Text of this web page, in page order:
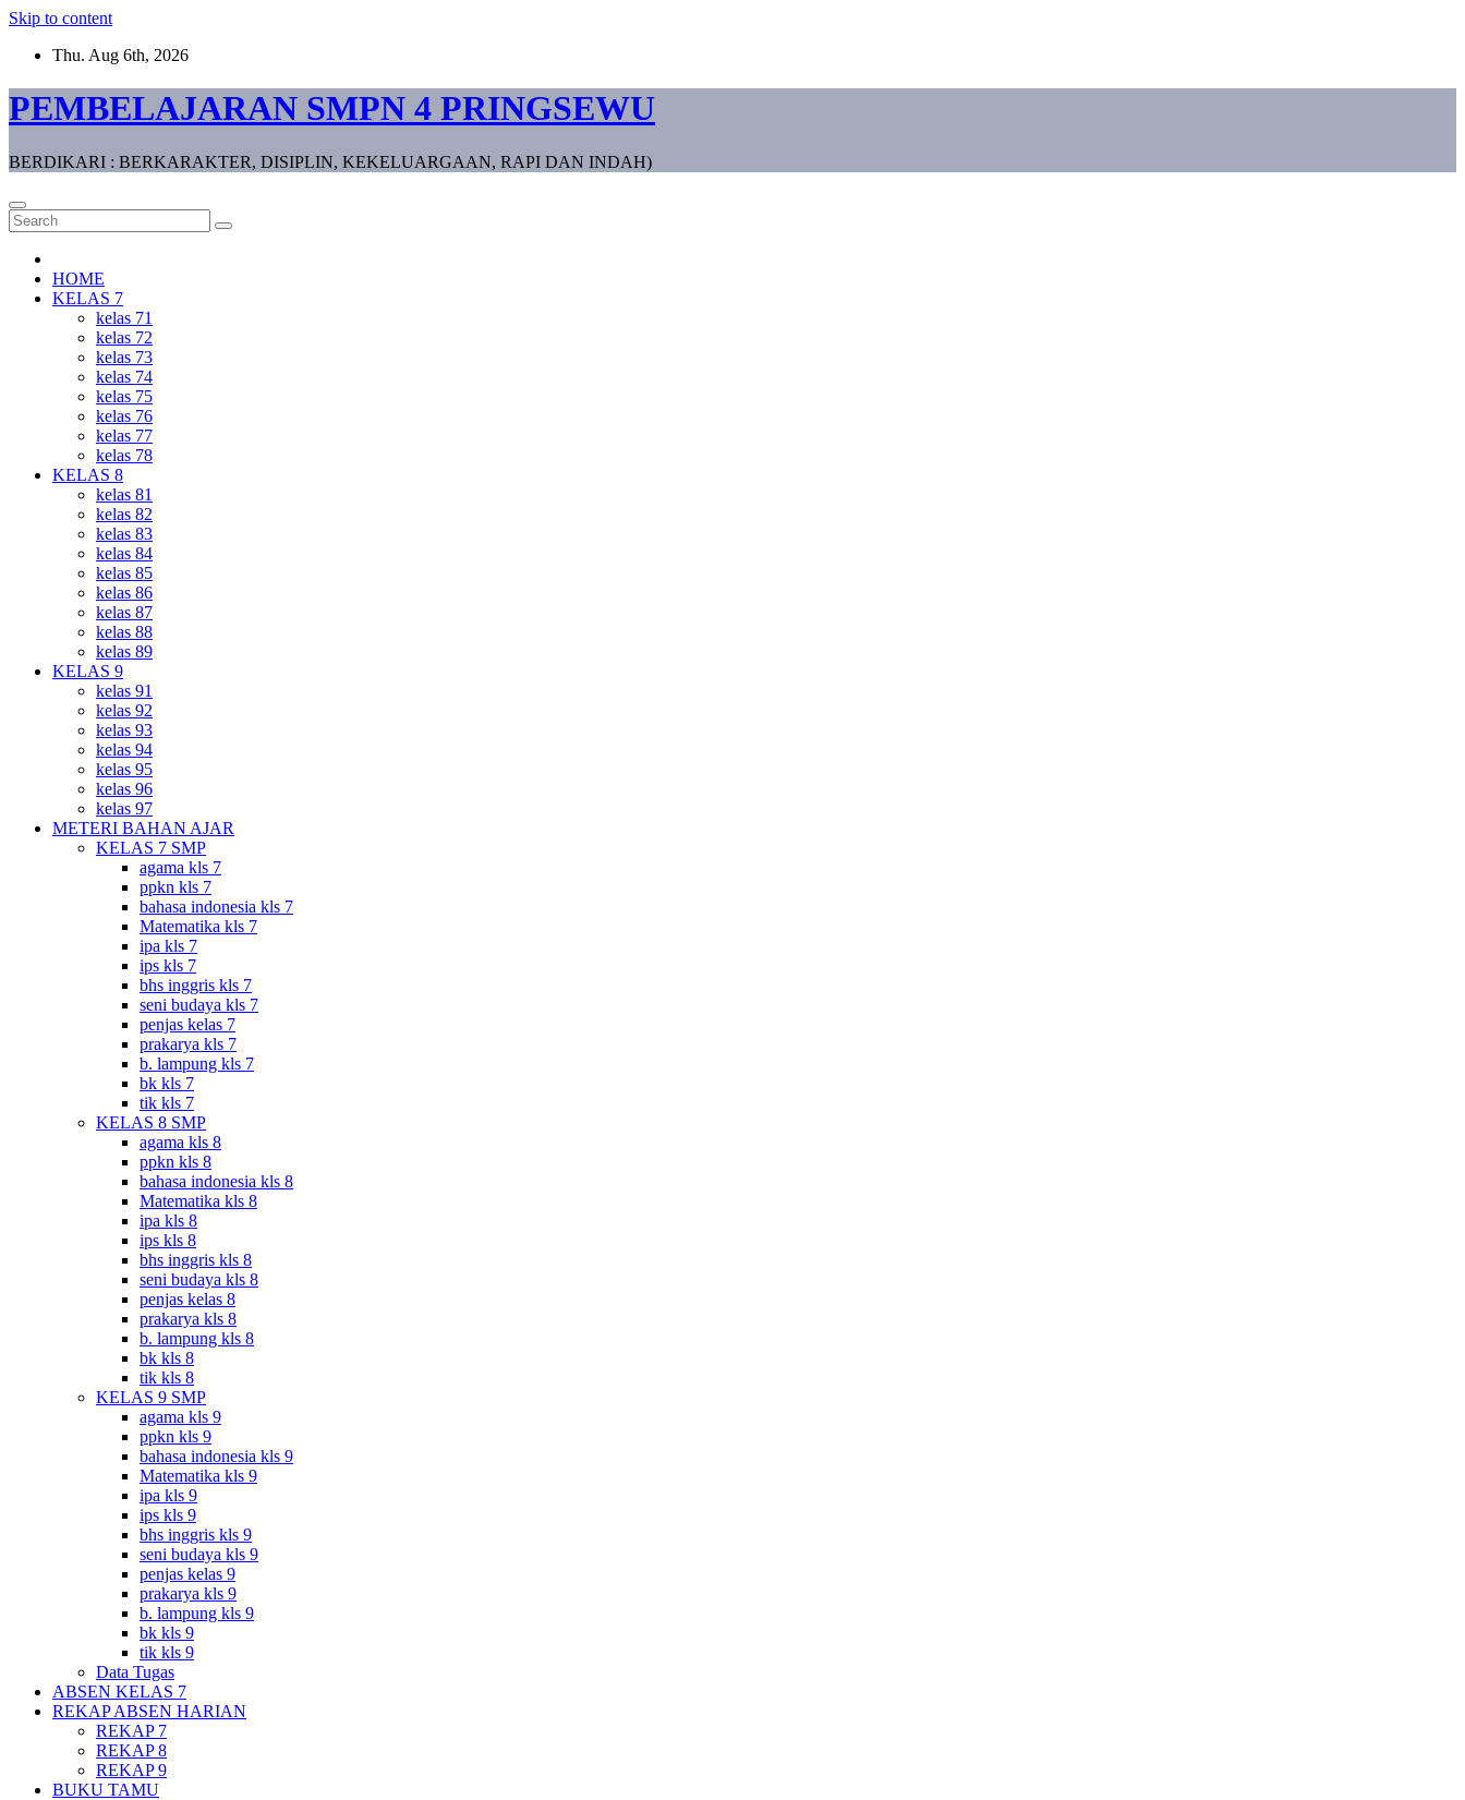
Skip to content
Thu. Aug 6th, 2026
PEMBELAJARAN SMPN 4 PRINGSEWU
BERDIKARI : BERKARAKTER, DISIPLIN, KEKELUARGAAN, RAPI DAN INDAH)
HOME
KELAS 7
kelas 71
kelas 72
kelas 73
kelas 74
kelas 75
kelas 76
kelas 77
kelas 78
KELAS 8
kelas 81
kelas 82
kelas 83
kelas 84
kelas 85
kelas 86
kelas 87
kelas 88
kelas 89
KELAS 9
kelas 91
kelas 92
kelas 93
kelas 94
kelas 95
kelas 96
kelas 97
METERI BAHAN AJAR
KELAS 7 SMP
agama kls 7
ppkn kls 7
bahasa indonesia kls 7
Matematika kls 7
ipa kls 7
ips kls 7
bhs inggris kls 7
seni budaya kls 7
penjas kelas 7
prakarya kls 7
b. lampung kls 7
bk kls 7
tik kls 7
KELAS 8 SMP
agama kls 8
ppkn kls 8
bahasa indonesia kls 8
Matematika kls 8
ipa kls 8
ips kls 8
bhs inggris kls 8
seni budaya kls 8
penjas kelas 8
prakarya kls 8
b. lampung kls 8
bk kls 8
tik kls 8
KELAS 9 SMP
agama kls 9
ppkn kls 9
bahasa indonesia kls 9
Matematika kls 9
ipa kls 9
ips kls 9
bhs inggris kls 9
seni budaya kls 9
penjas kelas 9
prakarya kls 9
b. lampung kls 9
bk kls 9
tik kls 9
Data Tugas
ABSEN KELAS 7
REKAP ABSEN HARIAN
REKAP 7
REKAP 8
REKAP 9
BUKU TAMU